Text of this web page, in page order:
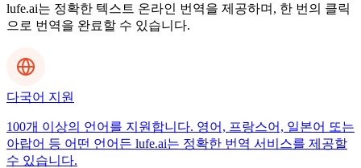
lufe.ai는 정확한 텍스트 온라인 번역을 제공하며, 한 번의 클릭
으로 번역을 완료할 수 있습니다.
다국어 지원
100개 이상의 언어를 지원합니다. 영어, 프랑스어, 일본어 또는
아랍어 등 어떤 언어든 lufe.ai는 정확한 번역 서비스를 제공할
수 있습니다.